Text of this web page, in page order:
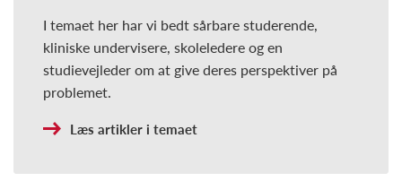
I temaet her har vi bedt sårbare studerende,
kliniske undervisere, skoleledere og en
studievejleder om at give deres perspektiver på
problemet.
Læs artikler i temaet